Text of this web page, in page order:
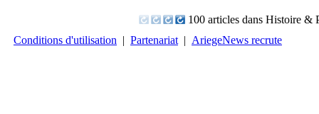
100 articles dans Histoire &
Conditions d'utilisation | Partenariat | AriegeNews recrute